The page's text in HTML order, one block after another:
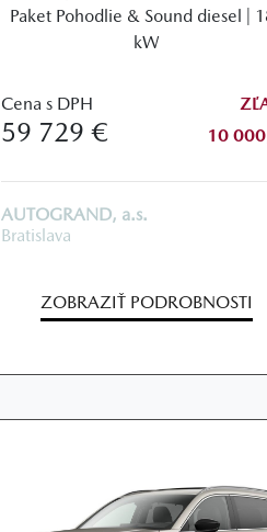
Paket Pohodlie & Sound diesel |
kW
Cena s DPH
59 729 €
10
AUTOGRAND, a.s.
Bratislava
ZOBRAZIŤ PODROBNOSTI